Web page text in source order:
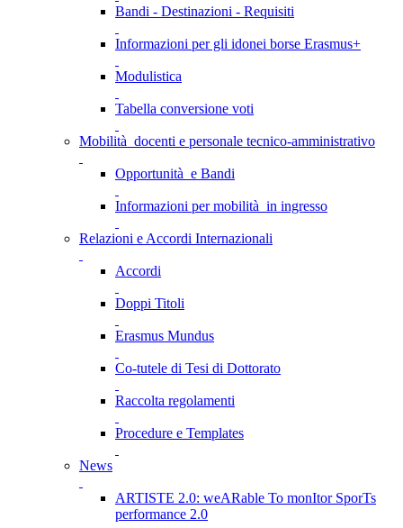
Bandi - Destinazioni - Requisiti
Informazioni per gli idonei borse Erasmus+
Modulistica
Tabella conversione voti
Mobilità docenti e personale tecnico-amministrativo
Opportunità e Bandi
Informazioni per mobilità in ingresso
Relazioni e Accordi Internazionali
Accordi
Doppi Titoli
Erasmus Mundus
Co-tutele di Tesi di Dottorato
Raccolta regolamenti
Procedure e Templates
News
ARTISTE 2.0: weARable To monItor SporTs
performance 2.0